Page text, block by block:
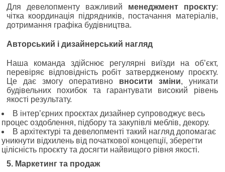
Для девелопменту важливий менеджмент проєкту:
чітка координація підрядників, постачання матеріалів,
дотримання графіка будівництва.
Авторський і дизайнерський нагляд
Наша команда здійснює регулярні виїзди на об’єкт,
перевіряє відповідність робіт затвердженому проєкту.
Це дає змогу оперативно вносити зміни, уникати
будівельних похибок та гарантувати високий рівень
якості результату.
В інтер’єрних проєктах дизайнер супроводжує весь
процес оздоблення, підбору та закупівлі меблів, декору.
В архітектурі та девелопменті такий нагляд допомагає
уникнути відхилень від початкової концепції, зберегти
цілісність проєкту та досягти найвищого рівня якості.
5. Маркетинг та продаж